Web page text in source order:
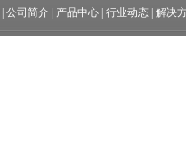
公司简介| 产品中心| 行业动态| 解决